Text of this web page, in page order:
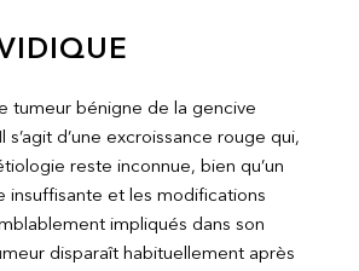
tumeur bénigne de la gencive
s’agit d’une excroissance rouge qui,
reste inconnue, bien qu’un
insuffisante et les modifications
impliqués dans son
disparaît habituellement après